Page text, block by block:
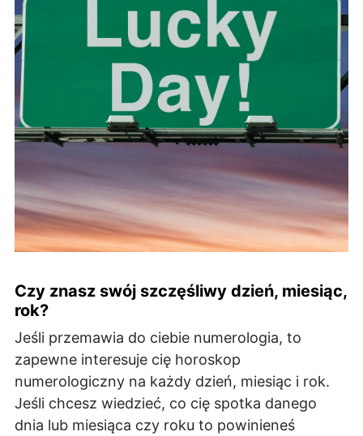
Czy znasz swój szczęśliwy dzień, miesiąc,
rok?
Jeśli przemawia do ciebie numerologia, to
zapewne interesuje cię horoskop
numerologiczny na każdy dzień, miesiąc i rok.
Jeśli chcesz wiedzieć, co cię spotka danego
dnia lub miesiąca czy roku to powinieneś